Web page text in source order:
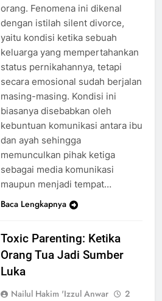
orang. Fenomena ini dikenal
dengan istilah silent divorce,
yaitu kondisi ketika sebuah
keluarga yang mempertahankan
status pernikahannya, tetapi
secara emosional sudah berjalan
masing-masing. Kondisi ini
biasanya disebabkan oleh
kebuntuan komunikasi antara ibu
dan ayah sehingga
memunculkan pihak ketiga
sebagai media komunikasi
maupun menjadi tempat…
Baca Lengkapnya
Toxic Parenting: Ketika
Orang Tua Jadi Sumber
Luka
Nailul Hakim 'Izzul Anwar
2